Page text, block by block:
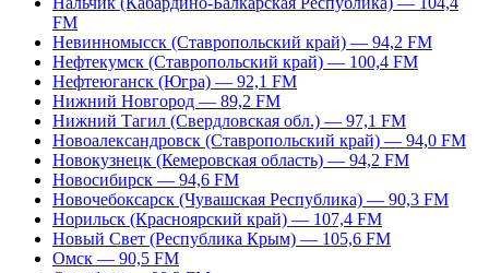
FM
Невинномысск (Ставропольский край) — 94,2 FM
Нефтекумск (Ставропольский край) — 100,4 FM
Нефтеюганск (Югра) — 92,1 FM
Нижний Новгород — 89,2 FM
Нижний Тагил (Свердловская обл.) — 97,1 FM
Новоалександровск (Ставропольский край) — 94,0 FM
Новокузнецк (Кемеровская область) — 94,2 FM
Новосибирск — 94,6 FM
Новочебоксарск (Чувашская Республика) — 90,3 FM
Норильск (Красноярский край) — 107,4 FM
Новый Свет (Республика Крым) — 105,6 FM
Омск — 90,5 FM